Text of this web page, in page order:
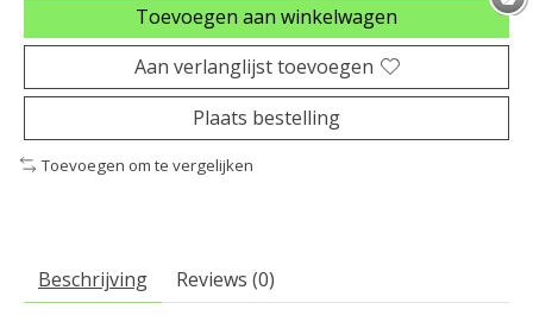
Toevoegen aan winkelwagen
Aan verlanglijst toevoegen
Plaats bestelling
Toevoegen om te vergelijken
Beschrijving Reviews (0)